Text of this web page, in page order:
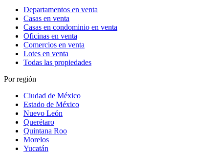
Departamentos en venta
Casas en venta
Casas en condominio en venta
Oficinas en venta
Comercios en venta
Lotes en venta
Todas las propiedades
Por región
Ciudad de México
Estado de México
Nuevo León
Querétaro
Quintana Roo
Morelos
Yucatán